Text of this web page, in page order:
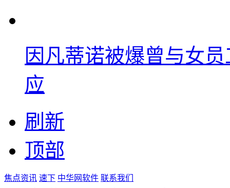
因凡蒂诺被爆曾与女
应
刷新
顶部
焦点资讯 速下 中华网软件 联系我们